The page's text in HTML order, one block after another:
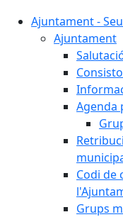
Ajuntament -
Ajuntament
Agenda
Codi de
Grups